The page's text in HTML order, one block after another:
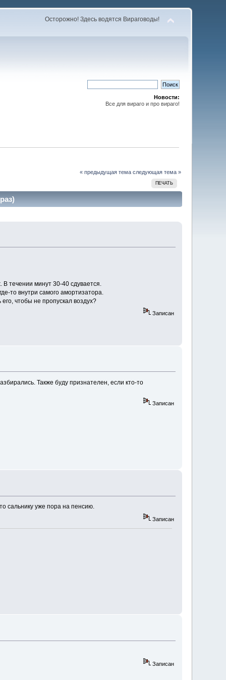
Осторожно! Здесь водятся Вираговоды!
Новости:
Все для вираго и про вираго!
« предыдущая тема следующая тема »
ПЕЧАТЬ
течении минут 30-40 сдувается.
то внутри самого амортизатора.
чтобы не пропускал воздух?
Записан
Также буду признателен, если кто-то
Записан
сальнику уже пора на пенсию.
Записан
Записан